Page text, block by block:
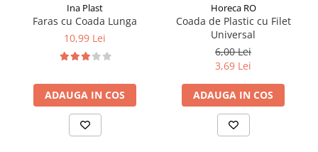
Ina Plast
Faras cu Coada Lunga
10,99 Lei
ADAUGA IN COS
Horeca RO
Coada de Plastic cu Filet
Universal
6,00 Lei
3,69 Lei
ADAUGA IN COS